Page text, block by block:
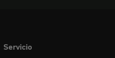
Servicio